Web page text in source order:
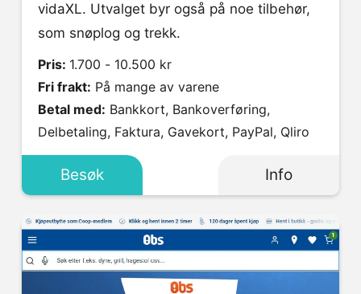
vidaXL. Utvalget byr også på noe tilbehør,
som snøplog og trekk.
Pris: 1.700 - 10.500 kr
Fri frakt: På mange av varene
Betal med:
Delbetaling, Faktura, Gavekort, PayPal, Qliro
Besøk Info